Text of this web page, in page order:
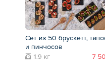
Сет из 50 брускетт,
и пинчосов
1.9 кг
7